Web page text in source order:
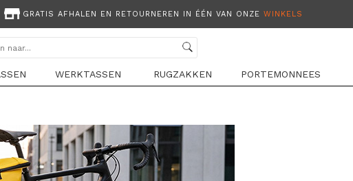
GRATIS AFHALEN EN RETOURNEREN IN ÉÉN VAN ONZE WINKELS
WERKTASSEN RUGZAKKEN PORTEMONNEES